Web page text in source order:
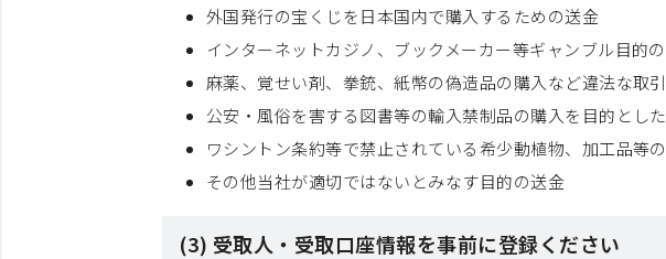
外国発行の宝くじを日本国内で購入するための送金
インターネットカジノ、ブックメーカー等ギャンブル目的
麻薬、覚せい剤、拳銃、紙幣の偽造品の購入など違法な取
公安・風俗を害する図書等の輸入禁制品の購入を目的とし
ワシントン条約等で禁止されている希少動植物、加工品等
その他当社が適切ではないとみなす目的の送金
(3) 受取人・受取口座情報を事前に登録ください